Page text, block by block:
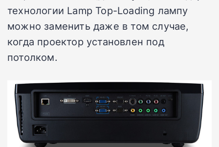
технологии Lamp Top-Loading лампу
можно заменить даже в том случае,
когда проектор установлен под
потолком.